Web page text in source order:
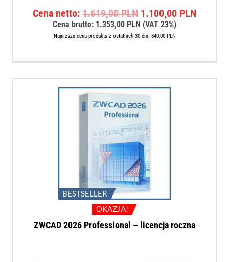
Cena netto:1.619,00PLN Pierwotna
cena
wynosiła:
1.100,00 PLN
Cena brutto: 1.353,00 PLN (VAT 23%)
Najniższa cena produktu z ostatnich 30 dni: 840,00 PLN
BESTSELLER
OKAZJA!
ZWCAD 2026 Professional – licencja roczna